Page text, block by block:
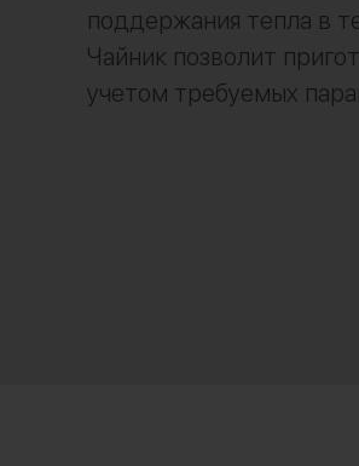
поддержания тепла в
Чайник позволит
учетом требуемых